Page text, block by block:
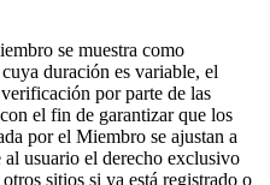
se muestra como
duración es variable, el
por parte de las
el fin de garantizar que los
por el Miembro se ajustan a
usuario el derecho exclusivo
sitios si ya está registrado o